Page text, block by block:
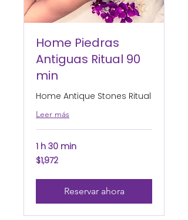
Home Piedras
Antiguas Ritual 90
min
Home Antique Stones Ritual
Leer más
1 h 30 min
1,972
pesos
$1,972
Reservar ahora